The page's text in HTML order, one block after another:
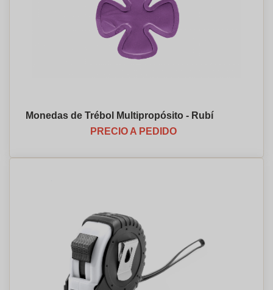
Monedas de Trébol Multipropósito - Rubí
PRECIO A PEDIDO